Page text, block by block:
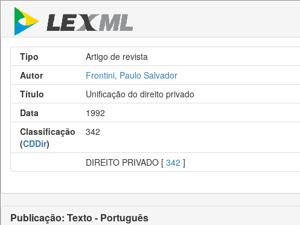
Tipo
Artigo de revista
Autor
Frontini, Paulo Salvador
Título
Unificação do direito privado
Data
1992
Classificação
(CDDir)
342
DIREITO PRIVADO [ 342 ]
Publicação: Texto - Português